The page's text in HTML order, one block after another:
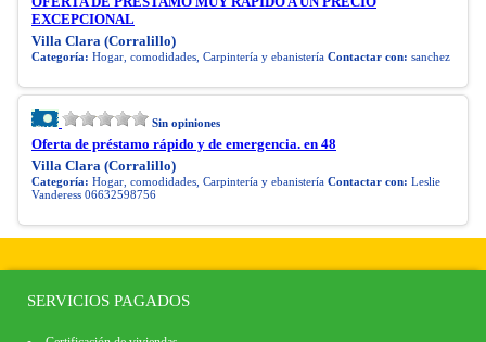
EXCEPCIONAL
Villa Clara (Corralillo)
Categoría: Hogar, comodidades, Carpintería y ebanistería Contactar con: sanchez
Sin opiniones
Oferta de préstamo rápido y de emergencia. en 48
Villa Clara (Corralillo)
Categoría: Hogar, comodidades, Carpintería y ebanistería Contactar con: Leslie
Vanderess 06632598756
SERVICIOS PAGADOS